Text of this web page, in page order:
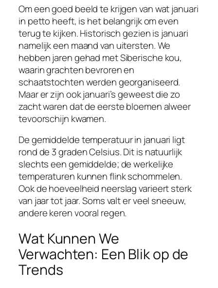
Om een goed beeld te krijgen van wat januari
in petto heeft, is het belangrijk om even
terug te kijken. Historisch gezien is januari
namelijk een maand van uitersten. We
hebben jaren gehad met Siberische kou,
waarin grachten bevroren en
schaatstochten werden georganiseerd.
Maar er zijn ook januari’s geweest die zo
zacht waren dat de eerste bloemen alweer
tevoorschijn kwamen.
De gemiddelde temperatuur in januari ligt
rond de 3 graden Celsius. Dit is natuurlijk
slechts een gemiddelde; de werkelijke
temperaturen kunnen flink schommelen.
Ook de hoeveelheid neerslag varieert sterk
van jaar tot jaar. Soms valt er veel sneeuw,
andere keren vooral regen.
Wat Kunnen We
Verwachten: Een Blik op de
Trends